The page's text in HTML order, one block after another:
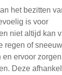
het bezitten
is voor
niet altijd kan
regen of
ervoor
Deze